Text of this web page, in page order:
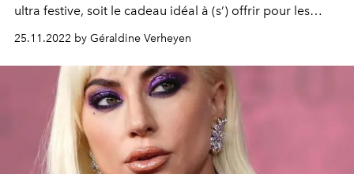
ultra festive, soit le cadeau idéal à (s’) offrir pour les
25.11.2022 by Géraldine Verheyen